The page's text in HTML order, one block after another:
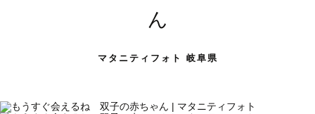
ん
マタニティフォト 岐阜県